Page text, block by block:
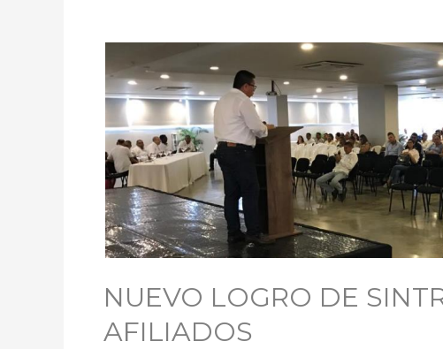
NUEVO LOGRO DE
AFILIADOS
Logro
de
SINTRAUNICOL
Para
sus
Afiliados